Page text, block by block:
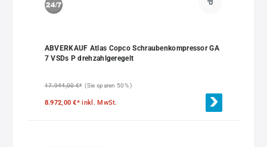
ABVERKAUF Atlas Copco Schraubenkompressor GA
7 VSDs P drehzahlgeregelt
17.944,00 €* (Sie sparen 50% )
8.972,00 €*inkl. MwSt.